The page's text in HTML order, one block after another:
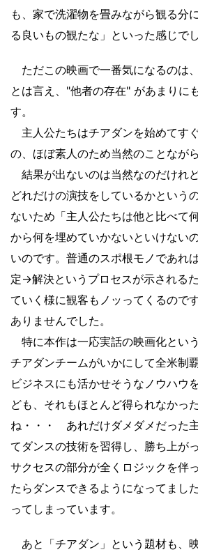
も、家で洗濯物を畳みながら観る分
る良いもの観たな」といった感じでし
ただこの映画で一番気になるのは
とは言え、"他者の存在" があまりに
す。
主人公たちはチアダンを始めてす
の、ほぼ素人のため当然のことなが
結果が出ないのは当然なのだけれ
どれだけの演技をしているかという
ないため「主人公たちは他と比べて
から何を埋めていかないといけない
いのです。普通のスポ根モノであれ
定→解決というプロセスが示される
ていく様に観客もノッってくるので
ありませんでした。
特に本作は一応実話の映画化とい
チアダンチームがいかにして全米制
ビジネスにも活かせそうなノウハウ
ども、それもほとんど得られなかっ
ね・・・ あれだけダメダメだった
てダンスの技術を習得し、勝ち上が
サクセスの部分が全くロジックを伴
たらダンスできるようになってまし
ってしまっています。
あと「チアダン」という題材も、